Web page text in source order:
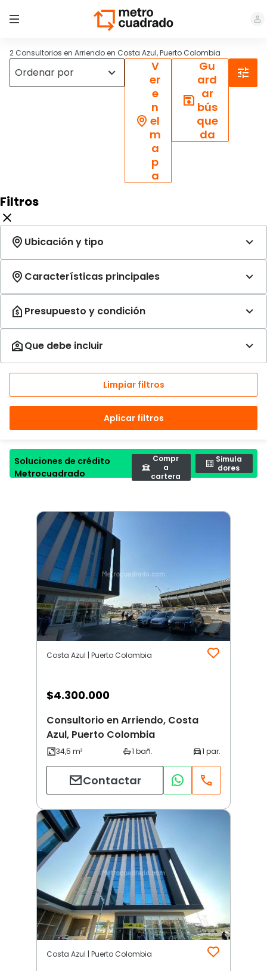
2 Consultorios en Arriendo en Costa Azul, Puerto Colombia
V
er
e
n
el
m
a
p
a
Gu
ard
ar
bús
que
da
Filtros
Limpiar filtros
Aplicar filtros
Soluciones de crédito
Metrocuadrado
Compr
a
cartera
Simula
dores
Costa Azul | Puerto Colombia
$4.300.000
Consultorio en Arriendo, Costa
Azul, Puerto Colombia
Contactar
Costa Azul | Puerto Colombia